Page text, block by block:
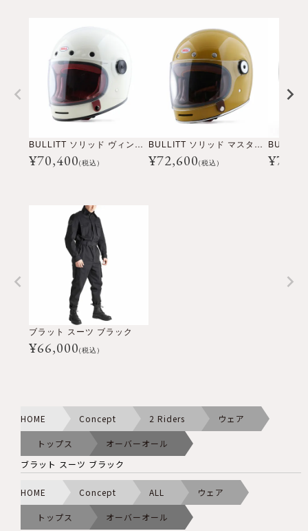
BULLITT ソリッド ヴィンテージホワイト
¥70,400(税込)
BULLITT ソリッド マスタード
¥72,600(税込) ¥
ブラット スーツ ブラック
¥66,000(税込)
HOME Concept 2 Riders ウェア
トップス
オーバーオール
ブラット スーツ ブラック
HOME Concept ALL ウェア
トップス
オーバーオール